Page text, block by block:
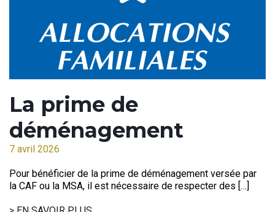
La prime de
déménagement
7 avril 2026
Pour bénéficier de la prime de déménagement versée par
la CAF ou la MSA, il est nécessaire de respecter des […]